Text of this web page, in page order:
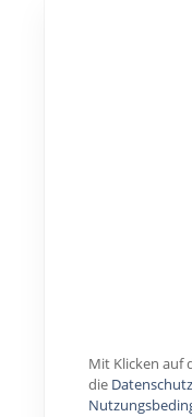
Mit Klicken auf
die